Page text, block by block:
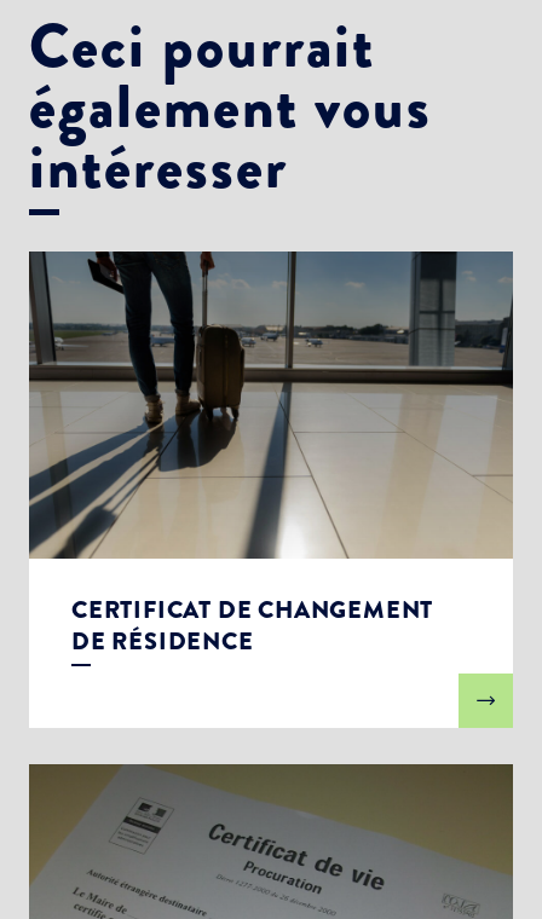
Ceci pourrait
également vous
intéresser
CERTIFICAT DE CHANGEMENT
DE RÉSIDENCE